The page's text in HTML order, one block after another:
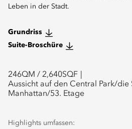
Leben in der Stadt.
Grundriss
Suite-Broschüre
246QM / 2,640SQF
Aussicht auf den Central Park/die
Manhattan/53. Etage
Highlights umfassen: